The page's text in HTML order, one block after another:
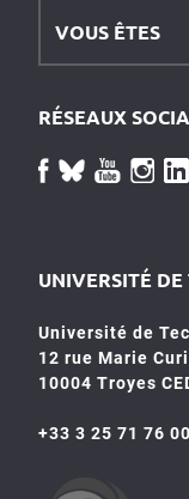
VOUS ÊTES
RÉSEAUX
UNIVERSITÉ
Université de
12 rue Marie
10004 Troyes
+33 3 25 71 76 00